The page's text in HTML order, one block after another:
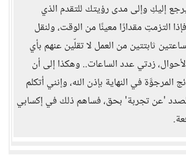
إليكِ وإلى مدى رؤيتك للتقدم الذي
التزمتِ مقدارًا معينًا من الوقت، ولنقل
ثابتتين من العمل لا تقلّين عنهم بأي
زدتي عدد الساعات.. وهكذا إلى أن
المرجوَّة في النهاية بإذن الله، وإنني أتكلم
'عن تجربة' بحق، فساهم ذلك في إكسابي